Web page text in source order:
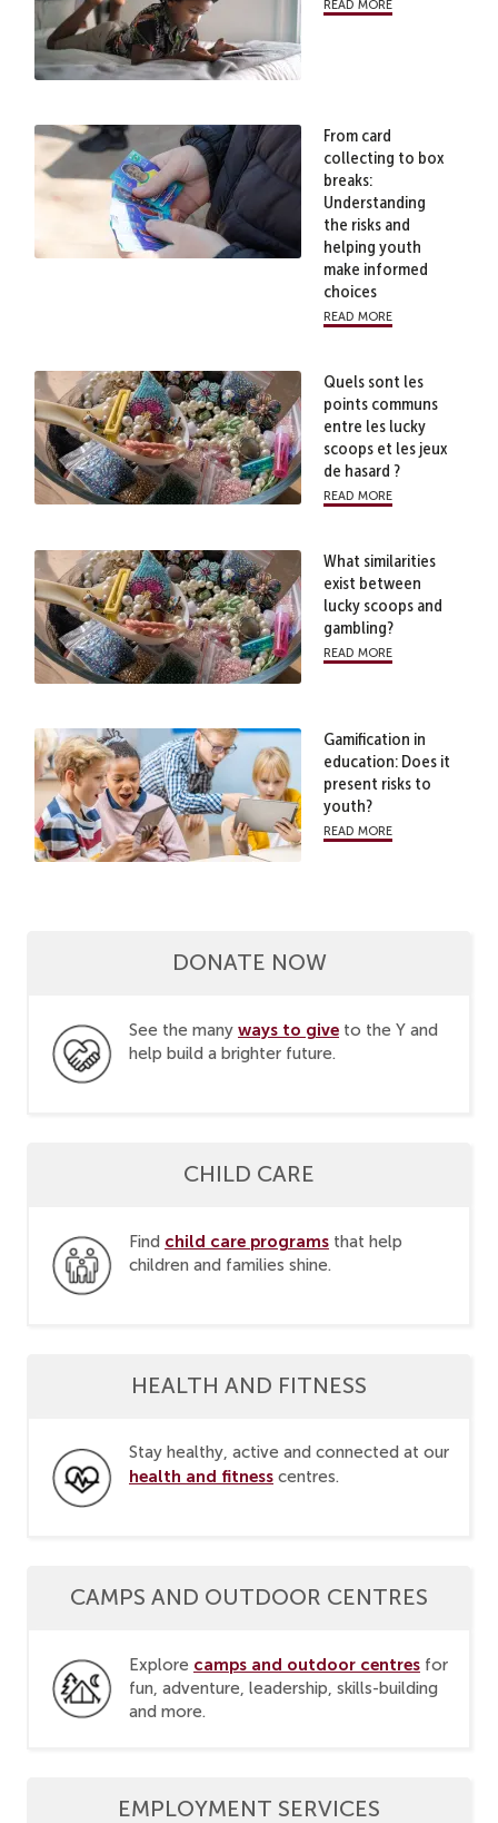
From card
collecting to box
breaks:
Understanding
the risks and
helping youth
make informed
choices
read more
Quels sont les
points communs
entre les lucky
scoops et les jeux
de hasard ?
read more
What similarities
exist between
lucky scoops and
gambling?
read more
Gamification in
education: Does it
present risks to
youth?
read more
DONATE NOW
See the many ways to give to the Y and
help build a brighter future.
CHILD CARE
Find child care programs that help
children and families shine.
HEALTH AND FITNESS
Stay healthy, active and connected at our
health and fitness centres.
CAMPS AND OUTDOOR CENTRES
Explore camps and outdoor centres for
fun, adventure, leadership, skills-building
and more.
EMPLOYMENT SERVICES